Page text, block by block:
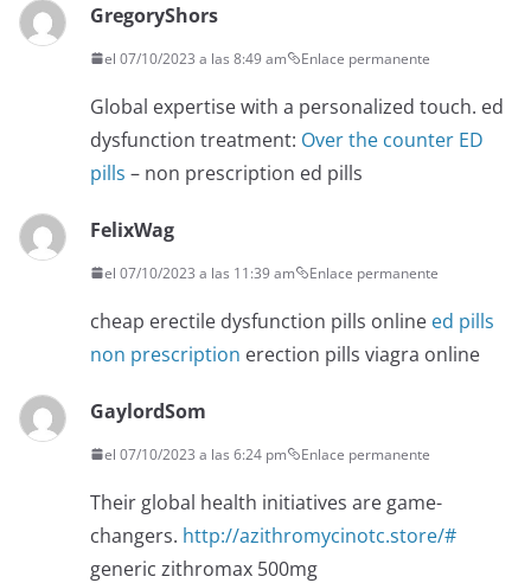
GregoryShors
el 07/10/2023 a las 8:49 am Enlace permanente
Global expertise with a personalized touch. ed
dysfunction treatment: Over the counter ED
pills – non prescription ed pills
FelixWag
el 07/10/2023 a las 11:39 am Enlace permanente
cheap erectile dysfunction pills online ed pills
non prescription erection pills viagra online
GaylordSom
el 07/10/2023 a las 6:24 pm Enlace permanente
Their global health initiatives are game-
changers. http://azithromycinotc.store/#
generic zithromax 500mg